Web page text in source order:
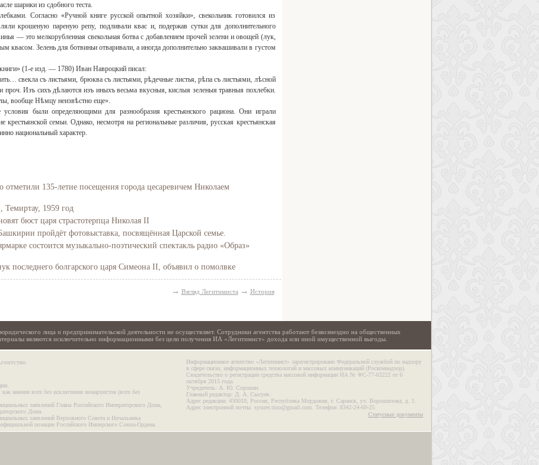
шарики из сдобного теста.
Согласно «Ручной книге русской опытной хозяйки», свекольник готовился из
крошеную пареную репу, подливали квас и, подержав сутки для дополнительного
— это мелкорубленная свекольная ботва с добавлением прочей зелени и овощей (лук,
квасом. Зелень для ботвиньи отваривали, а иногда дополнительно заквашивали в густом
(1-е изд. — 1780) Иван Навроцкий писал:
свекла съ листьями, брюква съ листьями, рѣдечные листья, рѣпа съ листьями, лѣсной
проч. Изъ сихъ дѣлаются изъ иныхъ весьма вкусныя, кислыя зеленыя травныя похлебки.
вообще Нѣмцу неизвѣстно еще».
были определяющими для разнообразия крестьянского рациона. Они играли
крестьянской семьи. Однако, несмотря на региональные различия, русская крестьянская
национальный характер.
отметили 135-летие посещения города цесаревичем Николаем
Темиртау, 1959 год
бюст царя страстотерпца Николая II
пройдёт фотовыставка, посвящённая Царской семье.
состоится музыкально-поэтический спектакль радио «Образ»
последнего болгарского царя Симеона II, объявил о помолвке
→ Взгляд Легитимиста → История
лица и предпринимательской деятельности не осуществляет. Сотрудники агентства работают безвозмездно на общественных
являются исключительно информационными без цели получения ИА «Легитимист» дохода или иной имущественной выгоды.
мнение всех без исключения монархистов (всех без
заявлений Главы Российского Императорского Дома,
Дома.
заявлений Верховного Совета и Начальника
позиции Российского Имперского Союза-Ордена.
Информационное агентство «Легитимист» зарегистрировано Федеральной службой по надзору
в сфере связи, информационных технологий и массовых коммуникаций (Роскомнадзор).
Свидетельство о регистрации средства массовой информации ИА № ФС-77-63222 от 6
октября 2015 года.
Учредитель: А. Ю. Сорокин.
Главный редактор: Д. А. Сысуев.
Адрес редакции: 430010, Россия, Республика Мордовия, г. Саранск, ул. Ворошилова, д. 1.
Адрес электронной почты: sysuev.riuo@gmail.com. Телефон: 8342-24-69-25
Статусные документы